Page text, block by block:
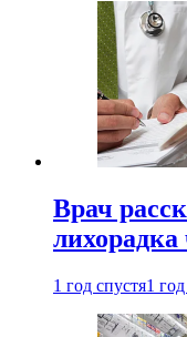
Врач
1 год спустя1